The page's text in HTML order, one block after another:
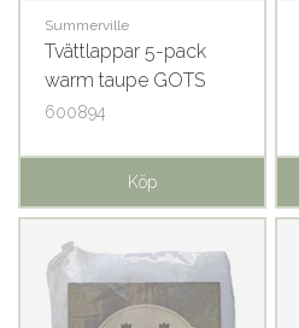
Summerville
Tvättlappar 5-pack
warm taupe GOTS
600894
Köp